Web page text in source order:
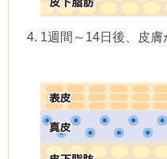
1週間～14日後、皮膚